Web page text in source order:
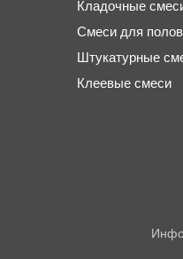
Кладочные
Смеси для полов
Штукатурные
Клеевые смеси